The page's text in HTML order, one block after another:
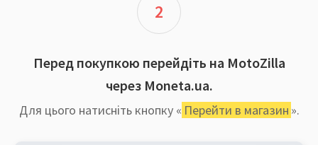
2
Перед покупкою перейдіть на MotoZilla
через Moneta.ua.
Для цього натисніть кнопку « Перейти в магазин ».